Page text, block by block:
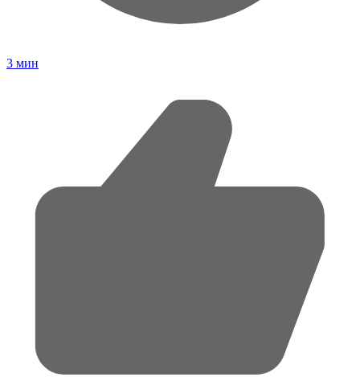
3 мин